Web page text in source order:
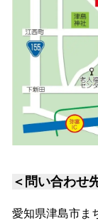
＜問い合わせ
愛知県津島市ま